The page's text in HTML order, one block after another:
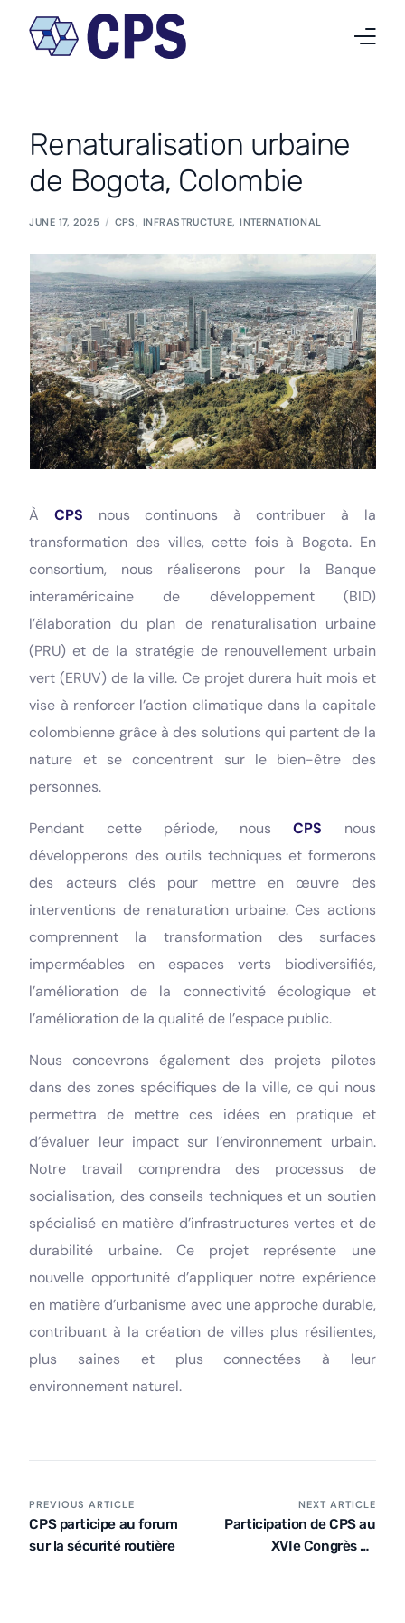
Renaturalisation urbaine
de Bogota, Colombie
JUNE 17, 2025 CPS, INFRASTRUCTURE,INTERNATIONAL
ÀCPS nous continuons à contribuer à la
transformation des villes, cette fois à Bogota. En
consortium, nous réaliserons pour la Banque
interaméricaine de développement (BID)
l’élaboration du plan de renaturalisation urbaine
(PRU) et de la stratégie de renouvellement urbain
vert (ERUV) de la ville. Ce projet durera huit mois et
vise à renforcer l’action climatique dans la capitale
colombienne grâce à des solutions qui partent de la
nature et se concentrent sur le bien-être des
personnes.
Pendant cette période, nousCPS nous
développerons des outils techniques et formerons
des acteurs clés pour mettre en œuvre des
interventions de renaturation urbaine. Ces actions
comprennent la transformation des surfaces
imperméables en espaces verts biodiversifiés,
l’amélioration de la connectivité écologique et
l’amélioration de la qualité de l’espace public.
Nous concevrons également des projets pilotes
dans des zones spécifiques de la ville, ce qui nous
permettra de mettre ces idées en pratique et
d’évaluer leur impact sur l’environnement urbain.
Notre travail comprendra des processus de
socialisation, des conseils techniques et un soutien
spécialisé en matière d’infrastructures vertes et de
durabilité urbaine. Ce projet représente une
nouvelle opportunité d’appliquer notre expérience
en matière d’urbanisme avec une approche durable,
contribuant à la création de villes plus résilientes,
plus saines et plus connectées à leur
environnement naturel.
PREVIOUS ARTICLE
CPS participe au forum
sur la sécurité routière
NEXT ARTICLE
Participation de CPS au
XVIe Congrès de
Nos activités
Projets
Travailler chez CPS
Contact
Français